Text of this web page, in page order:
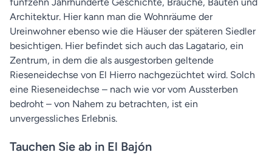
Architektur. Hier kann man die Wohnräume der
Ureinwohner ebenso wie die Häuser der späteren Siedler
besichtigen. Hier befindet sich auch das Lagatario, ein
Zentrum, in dem die als ausgestorben geltende
Rieseneidechse von El Hierro nachgezüchtet wird. Solch
eine Rieseneidechse – nach wie vor vom Aussterben
bedroht – von Nahem zu betrachten, ist ein
unvergessliches Erlebnis.
Tauchen Sie ab in El Bajón